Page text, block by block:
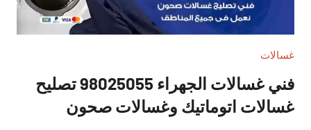
غسالات
فني غسالات الجهراء 98025055 تصليح
غسالات اتوماتيك وغسالات صحون